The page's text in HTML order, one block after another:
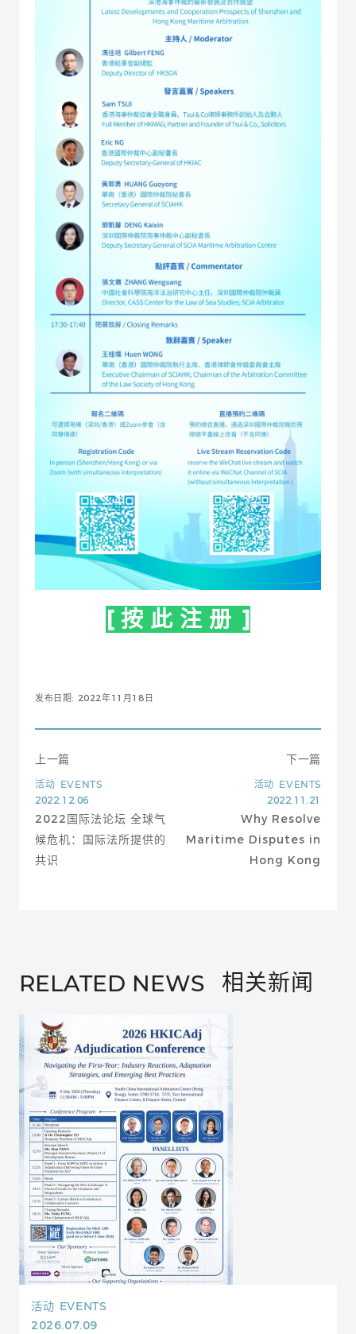
[ 按 此 注 册 ]
发布日期: 2022年11月18日
上一篇
活动 EVENTS
2022.12.06
2022国际法论坛 全球气
候危机：国际法所提供的
共识
下一篇
活动 EVENTS
2022.11.21
Why Resolve
Maritime Disputes in
Hong Kong
RELATED NEWS 相关新闻
活动 EVENTS
2026.07.09